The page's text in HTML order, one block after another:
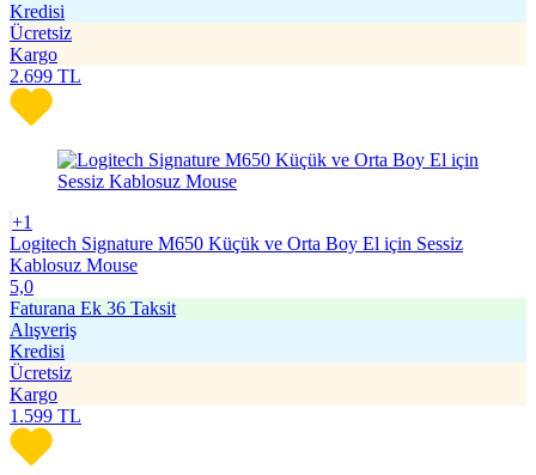
Kredisi
Ücretsiz
Kargo
2.699 TL
+1
Logitech Signature M650 Küçük ve Orta Boy El için Sessiz
Kablosuz Mouse
5,0
Faturana Ek 36 Taksit
Alışveriş
Kredisi
Ücretsiz
Kargo
1.599 TL